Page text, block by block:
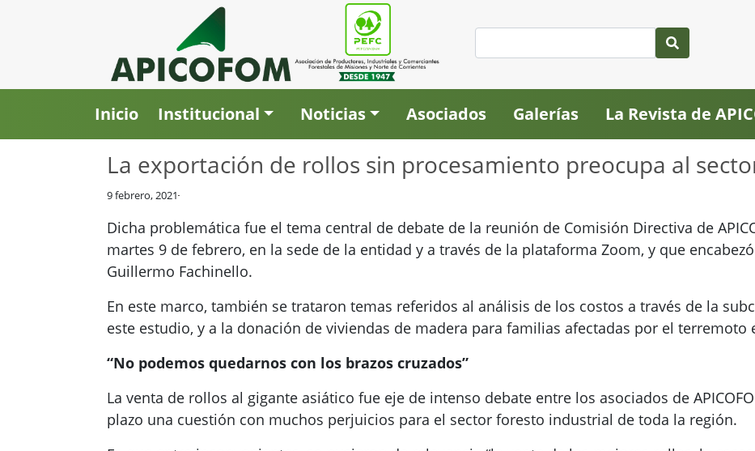
Inicio Institucional Noticias Asociados Galerías La Revista de
La exportación de rollos sin procesamiento preocupa al
9 febrero, 2021
Dicha problemática fue el tema central de debate de la reunión de Comisión Directiva de
martes 9 de febrero, en la sede de la entidad y a través de la plataforma Zoom, y que
Guillermo Fachinello.
En este marco, también se trataron temas referidos al análisis de los costos a través de la
este estudio, y a la donación de viviendas de madera para familias afectadas por el terremoto
“No podemos quedarnos con los brazos cruzados”
La venta de rollos al gigante asiático fue eje de intenso debate entre los asociados de
plazo una cuestión con muchos perjuicios para el sector foresto industrial de toda la región.